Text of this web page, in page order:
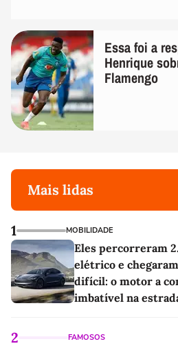
Essa foi a
Henrique
Flamengo
Mais lidas
1 MOBILIDADE
Eles percorreram
elétrico e
difícil: o motor a
imbatível na
2 FAMOSOS